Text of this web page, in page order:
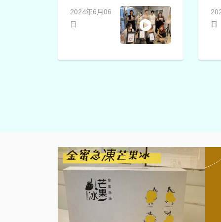
CIAM國際創意形
象藝術文創大賽
2024年6月06
日
日